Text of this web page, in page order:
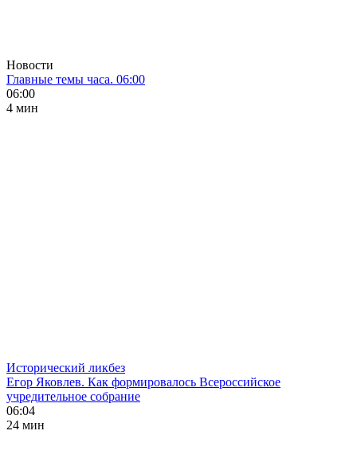
Новости
Главные темы часа. 06:00
06:00
4 мин
Исторический ликбез
Егор Яковлев. Как формировалось Всероссийское
учредительное собрание
06:04
24 мин